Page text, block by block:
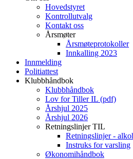
Hovedstyret
Kontrollutvalg
Kontakt oss
Årsmøter
Årsmøteprotokoller
Innkalling 2023
Innmelding
Politiattest
Klubbhåndbok
Klubbhåndbok
Lov for Tiller IL (pdf)
Årshjul 2025
Årshjul 2026
Retningslinjer TIL
Retningslinjer -
Instruks for varsling
Økonomihåndbok